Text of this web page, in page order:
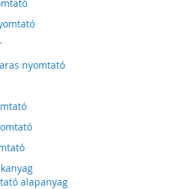
nyomtató
alapanyag